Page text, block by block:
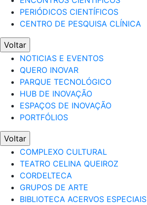
PERIÓDICOS CIENTÍFICOS
CENTRO DE PESQUISA CLÍNICA
Voltar
NOTICIAS E EVENTOS
QUERO INOVAR
PARQUE TECNOLÓGICO
HUB DE INOVAÇÃO
ESPAÇOS DE INOVAÇÃO
PORTFÓLIOS
Voltar
COMPLEXO CULTURAL
TEATRO CELINA QUEIROZ
CORDELTECA
GRUPOS DE ARTE
BIBLIOTECA ACERVOS ESPECIAIS